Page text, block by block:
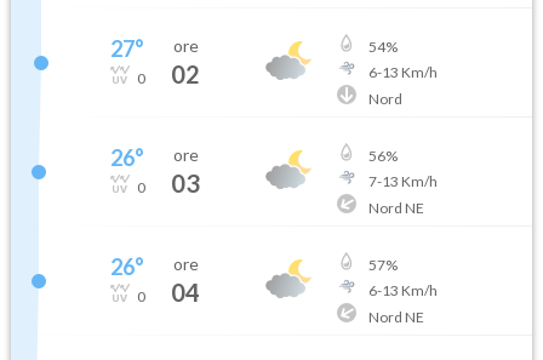
27°
0
ore
02
54%
6-13 Km/h
Nord
26°
0
ore
03
56%
7-13 Km/h
Nord NE
26°
0
ore
04
57%
6-13 Km/h
Nord NE